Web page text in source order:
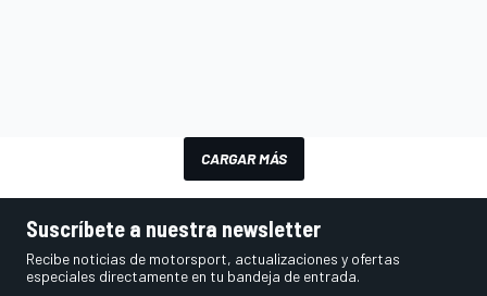
CARGAR MÁS
Suscríbete a nuestra newsletter
Recibe noticias de motorsport, actualizaciones y ofertas
especiales directamente en tu bandeja de entrada.